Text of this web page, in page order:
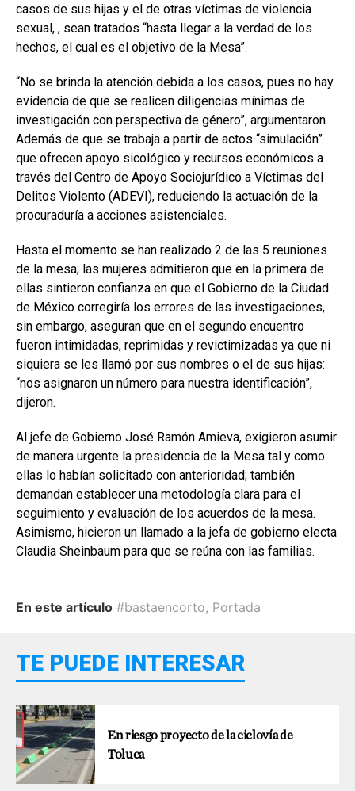
casos de sus hijas y el de otras víctimas de violencia
sexual, , sean tratados “hasta llegar a la verdad de los
hechos, el cual es el objetivo de la Mesa”.
“No se brinda la atención debida a los casos, pues no hay
evidencia de que se realicen diligencias mínimas de
investigación con perspectiva de género”, argumentaron.
Además de que se trabaja a partir de actos “simulación”
que ofrecen apoyo sicológico y recursos económicos a
través del Centro de Apoyo Sociojurídico a Víctimas del
Delitos Violento (ADEVI), reduciendo la actuación de la
procuraduría a acciones asistenciales.
Hasta el momento se han realizado 2 de las 5 reuniones
de la mesa; las mujeres admitieron que en la primera de
ellas sintieron confianza en que el Gobierno de la Ciudad
de México corregiría los errores de las investigaciones,
sin embargo, aseguran que en el segundo encuentro
fueron intimidadas, reprimidas y revictimizadas ya que ni
siquiera se les llamó por sus nombres o el de sus hijas:
“nos asignaron un número para nuestra identificación”,
dijeron.
Al jefe de Gobierno José Ramón Amieva, exigieron asumir
de manera urgente la presidencia de la Mesa tal y como
ellas lo habían solicitado con anterioridad; también
demandan establecer una metodología clara para el
seguimiento y evaluación de los acuerdos de la mesa.
Asimismo, hicieron un llamado a la jefa de gobierno electa
Claudia Sheinbaum para que se reúna con las familias.
En este artículo #bastaencorto, Portada
TE PUEDE INTERESAR
En riesgo proyecto de la ciclovía de
Toluca